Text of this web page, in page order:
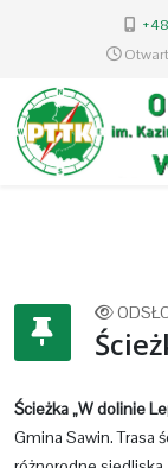
Ścieżka „W dolinie
Gmina Sawin. Trasa